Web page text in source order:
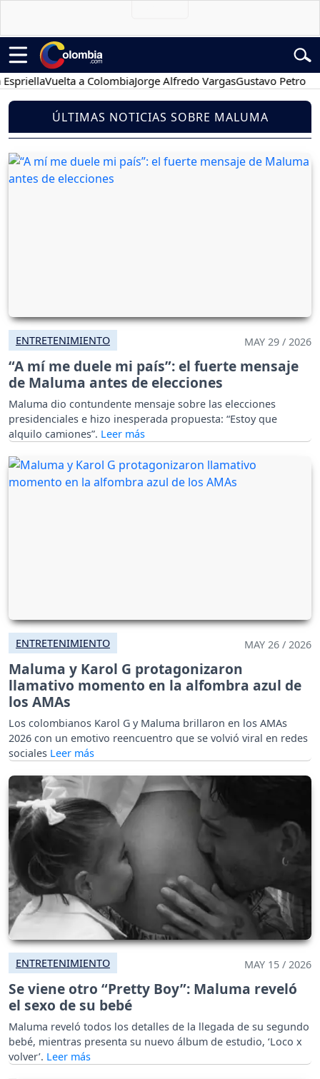
Vuelta a ColombiaJorge Alfredo VargasGustavo Petro
ÚLTIMAS NOTICIAS SOBRE MALUMA
ENTRETENIMIENTO MAY 29 / 2026
“A mí me duele mi país”: el fuerte mensaje
de Maluma antes de elecciones
Maluma dio contundente mensaje sobre las elecciones
presidenciales e hizo inesperada propuesta: “Estoy que
alquilo camiones”.
ENTRETENIMIENTO MAY 26 / 2026
Maluma y Karol G protagonizaron
llamativo momento en la alfombra azul de
los AMAs
Los colombianos Karol G y Maluma brillaron en los AMAs
2026 con un emotivo reencuentro que se volvió viral en redes
sociales
ENTRETENIMIENTO MAY 15 / 2026
Se viene otro “Pretty Boy”: Maluma reveló
el sexo de su bebé
Maluma reveló todos los detalles de la llegada de su segundo
bebé, mientras presenta su nuevo álbum de estudio, ‘Loco x
volver’.